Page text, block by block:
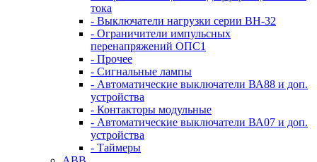
тока
- Выключатели нагрузки серии ВН-32
- Ограничители импульсных
перенапряжений ОПС1
- Прочее
- Сигнальные лампы
- Автоматические выключатели ВА88 и доп.
устройства
- Контакторы модульные
- Автоматические выключатели ВА07 и доп.
устройства
- Таймеры